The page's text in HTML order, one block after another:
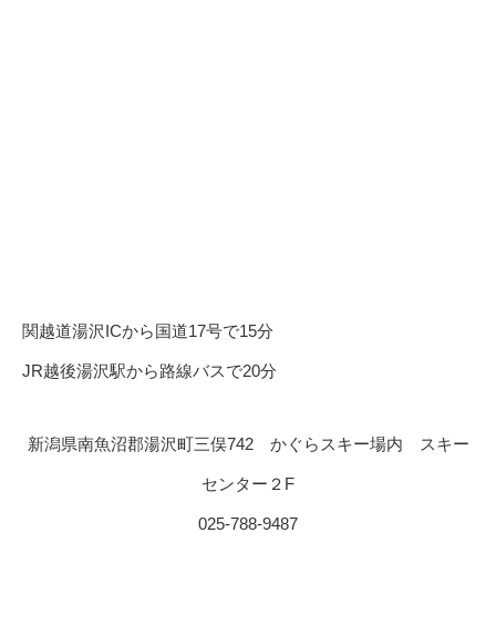
関越道湯沢ICから国道17号で15分
JR越後湯沢駅から路線バスで20分
新潟県南魚沼郡湯沢町三俣742 かぐらスキー場内 スキー
センター２F
025-788-9487